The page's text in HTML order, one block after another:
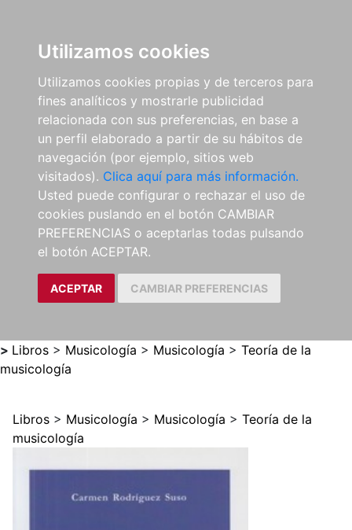
Utilizamos cookies
Utilizamos cookies propias y de terceros para
fines analíticos y mostrarle publicidad
relacionada con sus preferencias, en base a
un perfil elaborado a partir de su hábitos de
navegación (por ejemplo, sitios web
visitados). Clica aquí para más información.
Usted puede configurar o rechazar el uso de
cookies puslando en el botón CAMBIAR
PREFERENCIAS o aceptarlas todas pulsando
el botón ACEPTAR.
ACEPTAR CAMBIAR PREFERENCIAS
> Libros > Musicología > Musicología > Teoría de la
musicología
Libros > Musicología > Musicología > Teoría de la
musicología